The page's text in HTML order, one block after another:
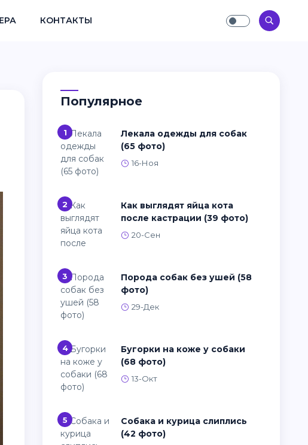
КОНТАКТЫ
Популярное
1
Лекала одежды для собак
(65 фото)
16-Ноя
2
Как выглядят яйца кота
после кастрации (39 фото)
20-Сен
3
Порода собак без ушей (58
фото)
29-Дек
4
Бугорки на коже у собаки
(68 фото)
13-Окт
5
Собака и курица слиплись
(42 фото)